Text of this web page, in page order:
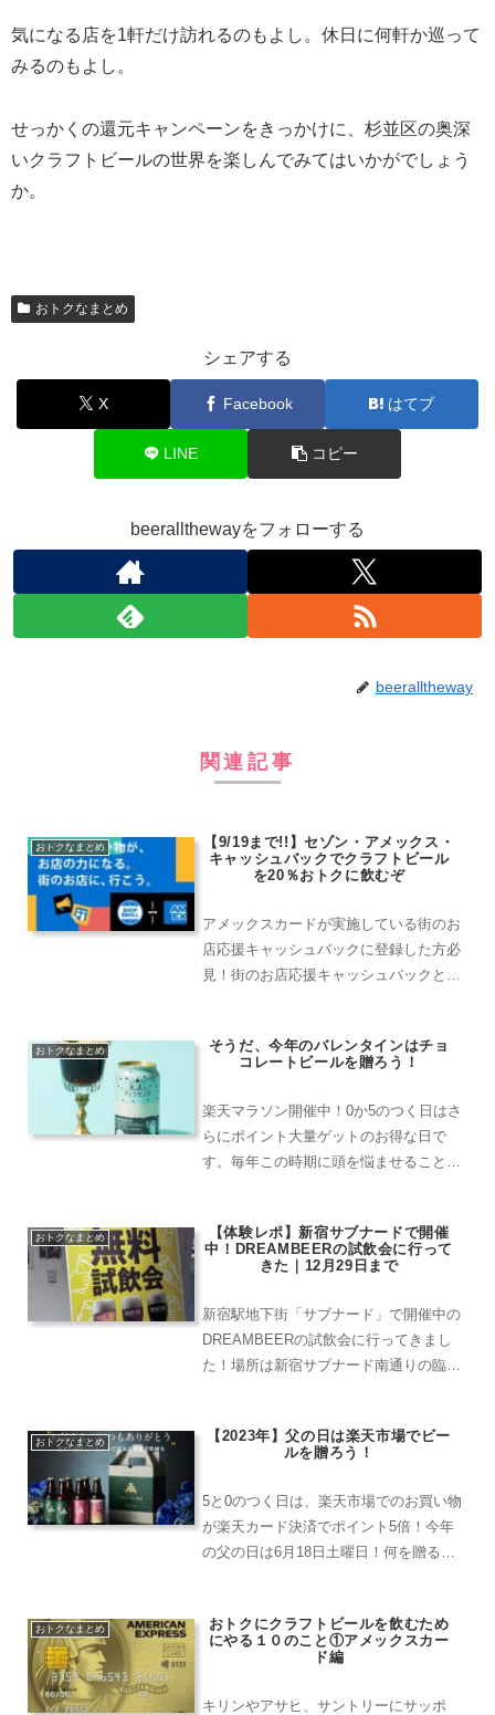
気になる店を1軒だけ訪れるのもよし。休日に何軒か巡って
みるのもよし。
せっかくの還元キャンペーンをきっかけに、杉並区の奥深
いクラフトビールの世界を楽しんでみてはいかがでしょう
か。
おトクなまとめ
シェアする
X Facebook はてブ
LINE コピー
beerallthewayをフォローする
beeralltheway
関連記事
おトクなまとめ
【9/19まで!!】セゾン・アメックス・
キャッシュバックでクラフトビール
を20％おトクに飲むぞ
アメックスカードが実施している街のお
店応援キャッシュバックに登録した方必
見！街のお店応援キャッシュバックと
するというもの。事前登録先着500,000
おトクなまとめ
そうだ、今年のバレンタインはチョ
コレートビールを贈ろう！
楽天マラソン開催中！0か5のつく日はさ
らにポイント大量ゲットのお得な日で
す。毎年この時期に頭を悩ませること。
り物に手抜きはしたくない、どうせなら
ちょっとイイものを贈りた...
おトクなまとめ
【体験レポ】新宿サブナードで開催
中！DREAMBEERの試飲会に行って
きた｜12月29日まで
新宿駅地下街「サブナード」で開催中の
DREAMBEERの試飲会に行ってきまし
た！場所は新宿サブナード南通りの臨時
ナード通りは多くの店舗が出店してい
おトクなまとめ
【2023年】父の日は楽天市場でビー
ルを贈ろう！
5と0のつく日は、楽天市場でのお買い物
が楽天カード決済でポイント5倍！今年
の父の日は6月18日土曜日！何を贈るか
く、スーパーやコンビニでは買えないち
ょっといいクラフトビー...
おトクなまとめ
おトクにクラフトビールを飲むため
にやる１０のこと①アメックスカー
ド編
キリンやアサヒ、サントリーにサッポ